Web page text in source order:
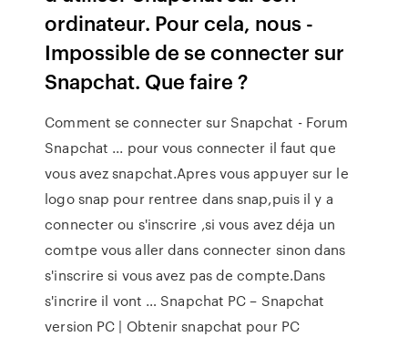
ordinateur. Pour cela, nous -
Impossible de se connecter sur
Snapchat. Que faire ?
Comment se connecter sur Snapchat - Forum
Snapchat ... pour vous connecter il faut que
vous avez snapchat.Apres vous appuyer sur le
logo snap pour rentree dans snap,puis il y a
connecter ou s'inscrire ,si vous avez déja un
comtpe vous aller dans connecter sinon dans
s'inscrire si vous avez pas de compte.Dans
s'incrire il vont … Snapchat PC – Snapchat
version PC | Obtenir snapchat pour PC